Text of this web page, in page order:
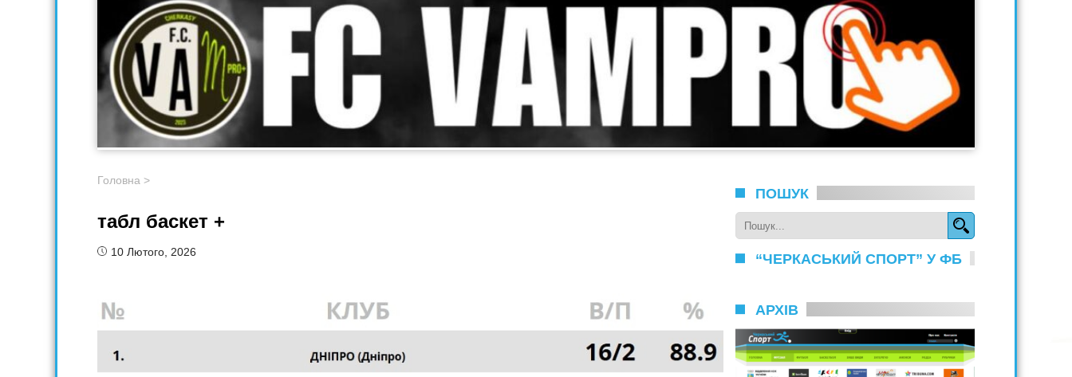
Головна >
табл баскет +
10 Лютого, 2026
ПОШУК
“ЧЕРКАСЬКИЙ СПОРТ” У ФБ
АРХІВ